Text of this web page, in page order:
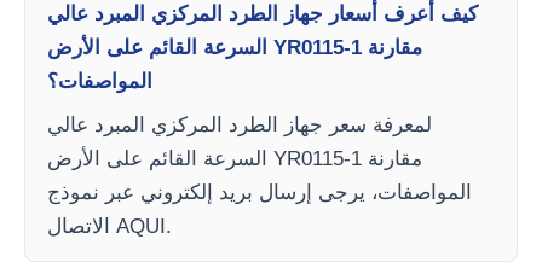
كيف أعرف أسعار جهاز الطرد المركزي المبرد عالي
السرعة القائم على الأرض YR0115-1 مقارنة
المواصفات؟
لمعرفة سعر جهاز الطرد المركزي المبرد عالي
السرعة القائم على الأرض YR0115-1 مقارنة
المواصفات، يرجى إرسال بريد إلكتروني عبر نموذج
الاتصال AQUI.